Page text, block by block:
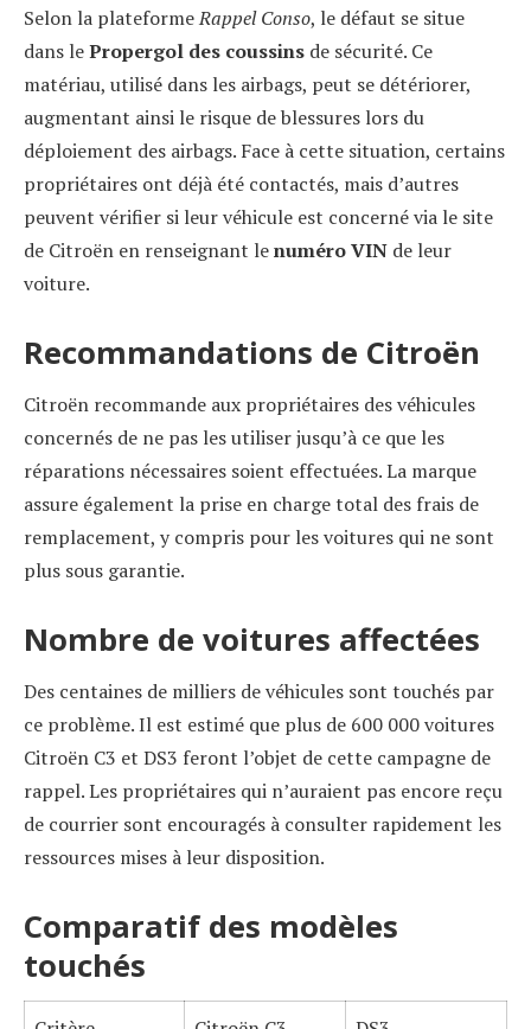
Selon la plateformeRappel Conso, le défaut se situe
dans lePropergol des coussins de sécurité. Ce
matériau, utilisé dans les airbags, peut se détériorer,
augmentant ainsi le risque de blessures lors du
déploiement des airbags. Face à cette situation, certains
propriétaires ont déjà été contactés, mais d’autres
peuvent vérifier si leur véhicule est concerné via le site
de Citroën en renseignant lenuméro VIN de leur
voiture.
Recommandations de Citroën
Citroën recommande aux propriétaires des véhicules
concernés de ne pas les utiliser jusqu’à ce que les
réparations nécessaires soient effectuées. La marque
assure également la prise en charge total des frais de
remplacement, y compris pour les voitures qui ne sont
plus sous garantie.
Nombre de voitures affectées
Des centaines de milliers de véhicules sont touchés par
ce problème. Il est estimé que plus de 600 000 voitures
Citroën C3 et DS3 feront l’objet de cette campagne de
rappel. Les propriétaires qui n’auraient pas encore reçu
de courrier sont encouragés à consulter rapidement les
ressources mises à leur disposition.
Comparatif des modèles
touchés